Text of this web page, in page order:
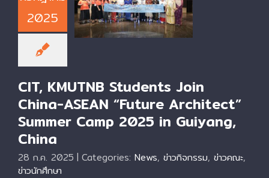
2025
“Future Architect”
Summer Camp
2025 in Guiyang,
CIT, KMUTNB Students Join
China-ASEAN “Future Architect”
Summer Camp 2025 in Guiyang,
China
28 ก.ค. 2025 | Categories: News, ข่าวกิจกรรม, ข่าวคณะ,
ข่าวนักศึกษา